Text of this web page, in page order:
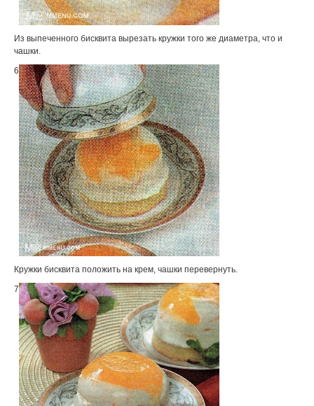
Из выпеченного бисквита вырезать кружки того же диаметра, что и
чашки.
6
Кружки бисквита положить на крем, чашки перевернуть.
7